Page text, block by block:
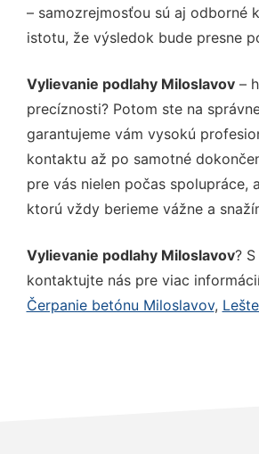
– samozrejmosťou sú aj odborné
istotu, že výsledok bude presne
Vylievanie podlahy Miloslavov–
precíznosti? Potom ste na
garantujeme vám vysokú
kontaktu až po samotné
pre vás nielen počas spolupráce,
ktorú vždy berieme vážne a
Vylievanie podlahy Miloslavov?
kontaktujte nás pre viac
Čerpanie betónu Miloslavov,